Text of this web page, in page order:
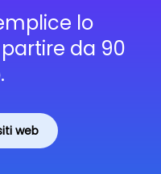
lo
da 90
web